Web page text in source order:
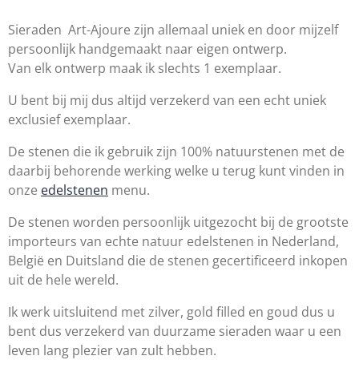
Sieraden Art-Ajoure zijn allemaal uniek en door mijzelf
persoonlijk handgemaakt naar eigen ontwerp.
Van elk ontwerp maak ik slechts 1 exemplaar.
U bent bij mij dus altijd verzekerd van een echt uniek
exclusief exemplaar.
De stenen die ik gebruik zijn 100% natuurstenen met de
daarbij behorende werking welke u terug kunt vinden in
onze edelstenen menu.
De stenen worden persoonlijk uitgezocht bij de grootste
importeurs van echte natuur edelstenen in Nederland,
België en Duitsland die de stenen gecertificeerd inkopen
uit de hele wereld.
Ik werk uitsluitend met zilver, gold filled en goud dus u
bent dus verzekerd van duurzame sieraden waar u een
leven lang plezier van zult hebben.